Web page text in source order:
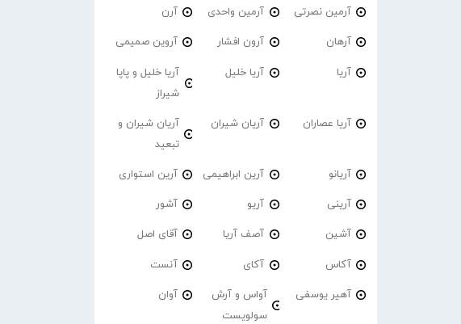
آرمین نصرتی آرمین واحدی آرن
آرهان آرون افشار آروین صمیمی
آریا آریا خلیل
آریا خلیل و پاپا
شیراز
آریا عصاران آریان شیران
آریان شیران و
تبعید
آریانو آرین ابراهیمی آرین استواری
آرینی آریو آشور
آشین آصف آریا آقای اصل
آکاس آکای آنست
آهیر یوسفی
آواس و آرش
سولویست
آوان